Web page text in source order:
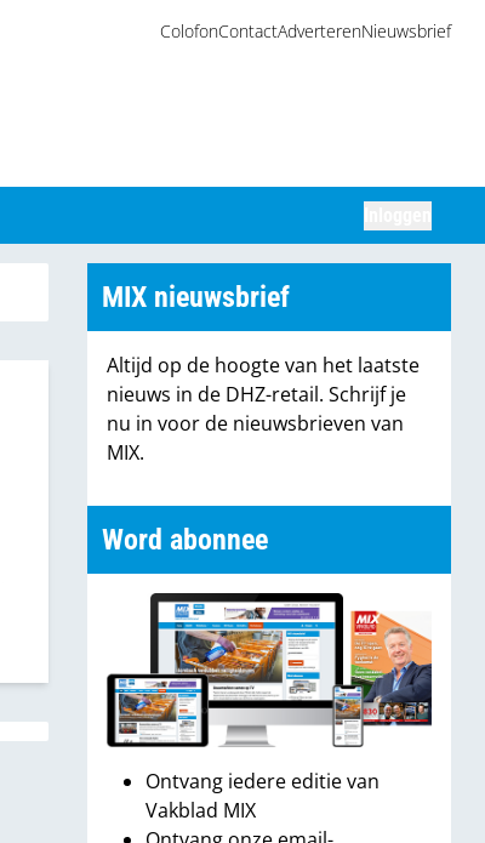
ColofonContactAdverterenNieuwsbrief
MIX nieuwsbrief
Altijd op de hoogte van het laatste
nieuws in de DHZ-retail. Schrijf je
nu in voor de nieuwsbrieven van
MIX.
Word abonnee
Ontvang iedere editie van
Vakblad MIX